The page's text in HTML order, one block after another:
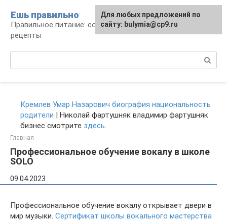
контенту
Ешь правильно
Правильное питание: советы, продукты,
рецепты
Кремлев Умар Назарович биография национальность
родители | Николай фартушняк владимир фартушняк
бизнес смотрите здесь.
Главная
Профессиональное обучение вокалу в школе
SOLO
09.04.2023
Профессиональное обучение вокалу открывает двери в
мир музыки. Сертификат школы вокального мастерства
Для любых предложений по
сайту: bulymia@cp9.ru